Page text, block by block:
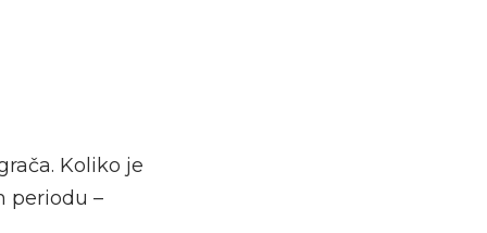
Koliko je
periodu –